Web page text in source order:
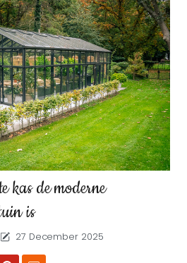
kas de moderne
is
27 December 2025